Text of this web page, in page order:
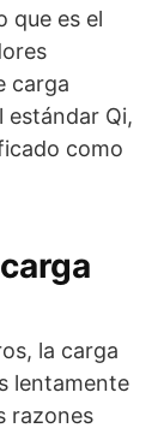
que es el
carga
estándar Qi,
como
la carga
lentamente
razones